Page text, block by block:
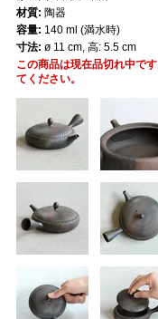
材質: 陶器
容量: 140 ml (満水時)
寸法: ø 11 cm, 高: 5.5 cm
この商品は現在品切れ中で
てください。